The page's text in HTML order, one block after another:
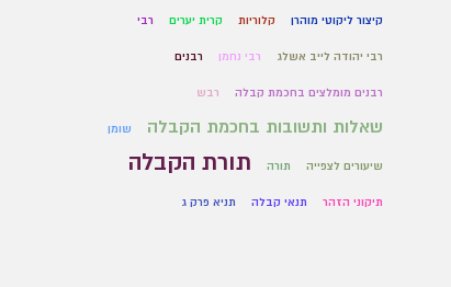
קיצור ליקוטי מוהרן קלוריות קרית יערים רבי
רבי יהודה לייב אשלג רבי נחמן רבנים
רבנים מומלצים בחכמת קבלה רבש
שאלות ותשובות בחכמת הקבלה שומן
שיעורים לצפייה תורה תורת הקבלה
תיקוני הזהר תנאי קבלה תניא פרק ג